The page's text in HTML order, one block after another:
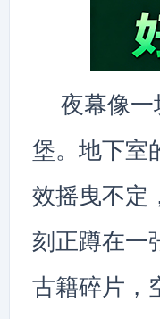
夜幕像
堡。地下室
效摇曳不定
刻正蹲在一
古籍碎片，